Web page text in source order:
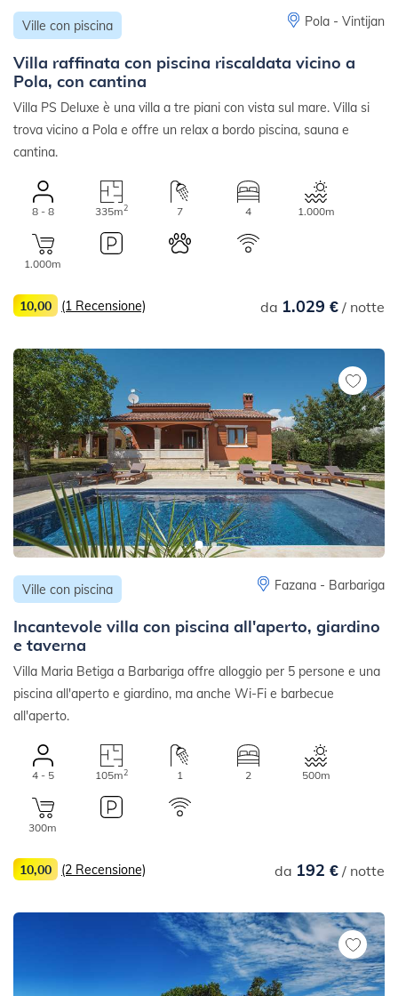
Ville con piscina Pola - Vintijan
Villa raffinata con piscina riscaldata vicino a
Pola, con cantina
Villa PS Deluxe è una villa a tre piani con vista sul mare. Villa si
trova vicino a Pola e offre un relax a bordo piscina, sauna e
cantina.
8 - 8 335m2 7 4 1.000m
1.000m
da 1.029 €/ notte
10,00 (1 Recensione)
Ville con piscina Fazana - Barbariga
Incantevole villa con piscina all'aperto, giardino
e taverna
Villa Maria Betiga a Barbariga offre alloggio per 5 persone e una
piscina all'aperto e giardino, ma anche Wi-Fi e barbecue
all'aperto.
4 - 5 105m2 1 2 500m
300m
da 192 €/ notte
10,00 (2 Recensione)